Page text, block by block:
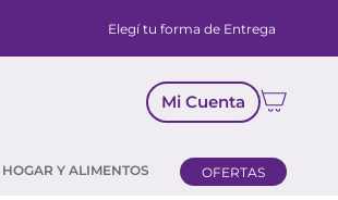
Elegí tu forma de Entrega
Mi Cuenta
HOGAR Y ALIMENTOS OFERTAS